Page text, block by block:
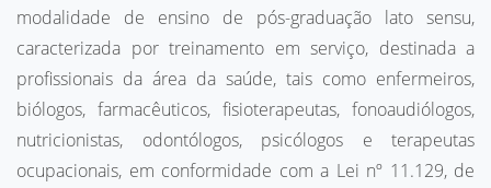
modalidade de ensino de pós-graduação lato sensu,
caracterizada por treinamento em serviço, destinada a
profissionais da área da saúde, tais como enfermeiros,
biólogos, farmacêuticos, fisioterapeutas, fonoaudiólogos,
nutricionistas, odontólogos, psicólogos e terapeutas
ocupacionais, em conformidade com a Lei nº 11.129, de